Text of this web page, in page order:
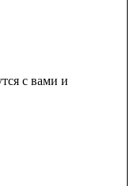
с вами и